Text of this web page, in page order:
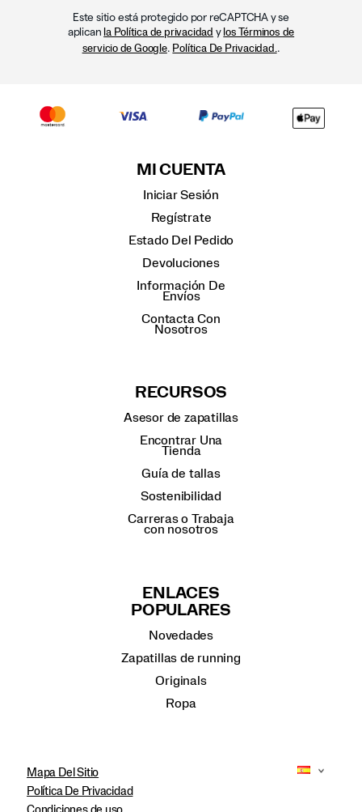
Este sitio está protegido por reCAPTCHA y se
aplican la Política de privacidad y los Términos de
servicio de Google. Política De Privacidad..
MI CUENTA
Iniciar Sesión
Regístrate
Estado Del Pedido
Devoluciones
Información De
Envíos
Contacta Con
Nosotros
RECURSOS
Asesor de zapatillas
Encontrar Una
Tienda
Guía de tallas
Sostenibilidad
Carreras o Trabaja
con nosotros
ENLACES
POPULARES
Novedades
Zapatillas de running
Originals
Ropa
Mapa Del Sitio
Política De Privacidad